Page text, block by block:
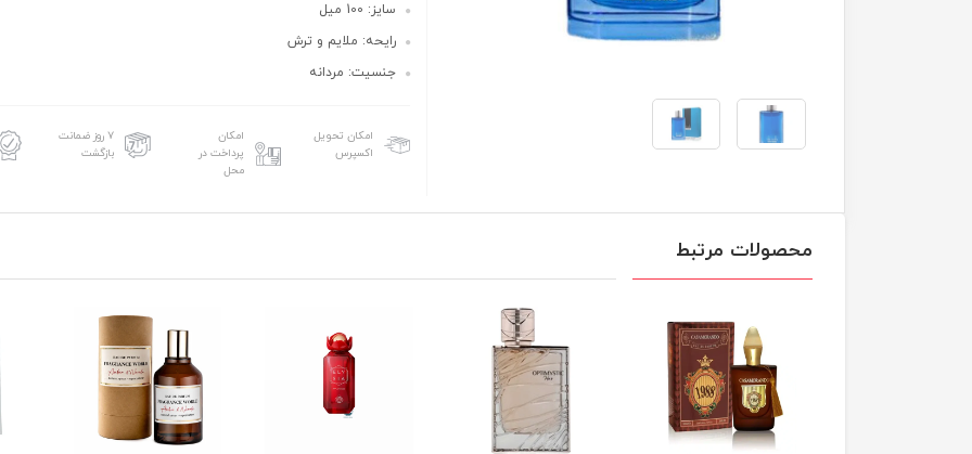
سایز: 100 میل
رایحه: ملایم و ترش
جنسیت: مردانه
امکان تحویل
اکسپرس
امکان
پرداخت در
محل
۷ روز ضمانت
بازگشت
محصولات مرتبط